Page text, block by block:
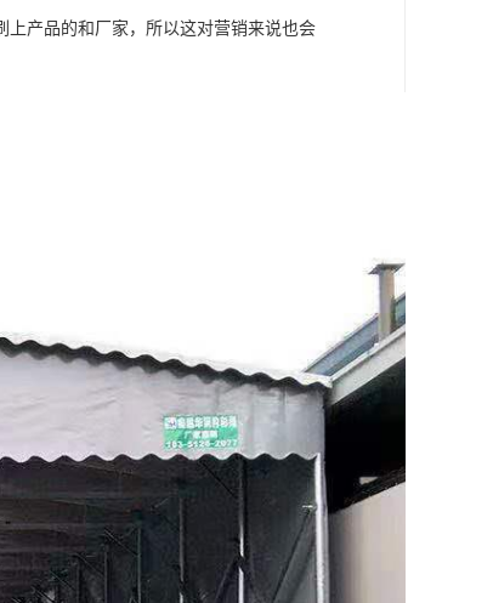
产品的和厂家，所以这对营销来说也会